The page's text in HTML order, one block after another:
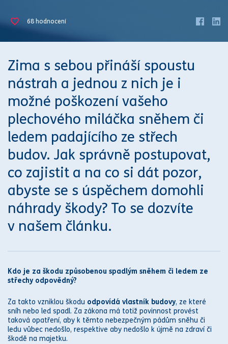
68 hodnocení
Zima s sebou přináší spoustu
nástrah a jednou z nich je i
možné poškození vašeho
plechového miláčka sněhem či
ledem padajícího ze střech
budov. Jak správně postupovat,
co zajistit a na co si dát pozor,
abyste se s úspěchem domohli
náhrady škody? To se dozvíte
v našem článku.
Kdo je za škodu způsobenou spadlým sněhem či ledem ze
střechy odpovědný?
Za takto vzniklou škodu odpovídá vlastník budovy, ze které
sníh nebo led spadl. Za zákona má totiž povinnost provést
taková opatření, aby k těmto nebezpečným pádům sněhu či
ledu vůbec nedošlo, respektive aby nedošlo k újmě na zdraví či
škodě na majetku.